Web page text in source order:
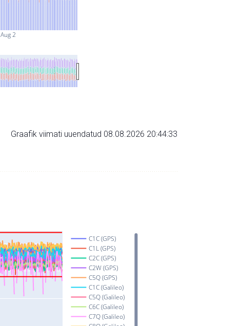
Aug 2
Graafik viimati uuendatud 08.08.2026 20:44:33
C1C (GPS)
C1L (GPS)
C2C (GPS)
C2W (GPS)
C5Q (GPS)
C1C (Galileo)
C5Q (Galileo)
C6C (Galileo)
C7Q (Galileo)